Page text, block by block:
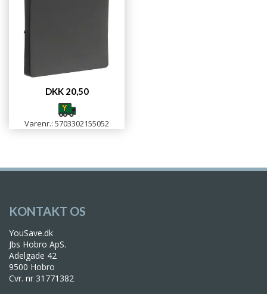
DKK 20,50
Varenr.: 5703302155052
KONTAKT OS
YouSave.dk
Jbs Hobro ApS.
Adelgade 42
9500 Hobro
Cvr. nr 31771382